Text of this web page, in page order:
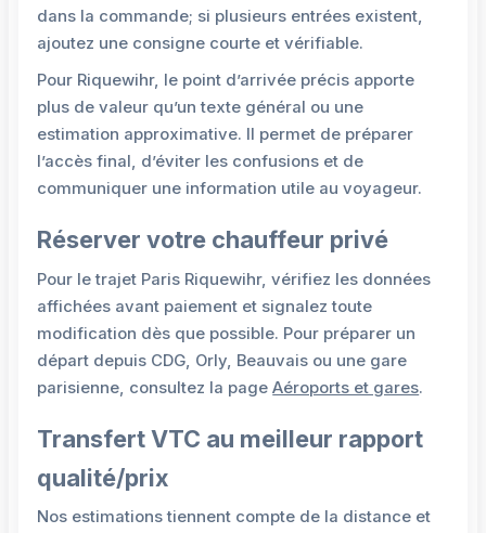
dans la commande; si plusieurs entrées existent,
ajoutez une consigne courte et vérifiable.
Pour Riquewihr, le point d’arrivée précis apporte
plus de valeur qu’un texte général ou une
estimation approximative. Il permet de préparer
l’accès final, d’éviter les confusions et de
communiquer une information utile au voyageur.
Réserver votre chauffeur privé
Pour le trajet Paris Riquewihr, vérifiez les données
affichées avant paiement et signalez toute
modification dès que possible. Pour préparer un
départ depuis CDG, Orly, Beauvais ou une gare
parisienne, consultez la pageAéroports et gares.
Transfert VTC au meilleur rapport
qualité/prix
Nos estimations tiennent compte de la distance et